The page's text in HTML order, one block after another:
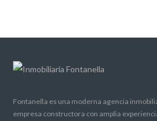
Fontanella es una moderna agencia
empresa constructora con amplia